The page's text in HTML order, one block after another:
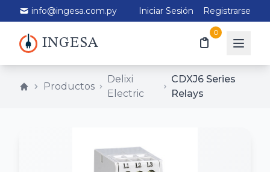
info@ingesa.com.py Iniciar Sesión Registrarse
INGESA
0
Productos
Delixi
Electric
CDXJ6 Series
Relays